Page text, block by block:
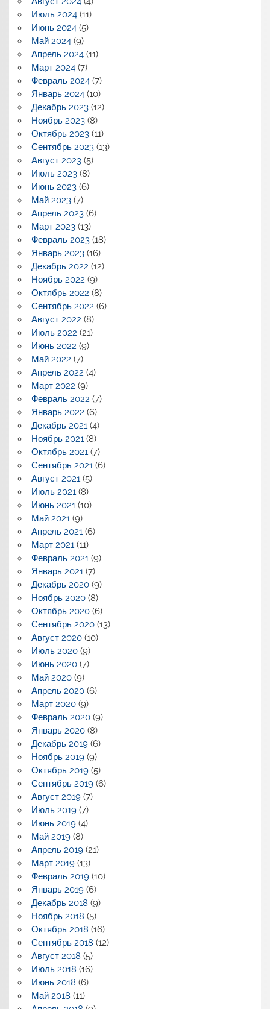
Июль 2024(11)
Июнь 2024(5)
Май 2024(9)
Апрель 2024(11)
Март 2024(7)
Февраль 2024(7)
Январь 2024(10)
Декабрь 2023(12)
Ноябрь 2023(8)
Октябрь 2023(11)
Сентябрь 2023(13)
Август 2023(5)
Июль 2023(8)
Июнь 2023(6)
Май 2023(7)
Апрель 2023(6)
Март 2023(13)
Февраль 2023(18)
Январь 2023(16)
Декабрь 2022 (12)
Ноябрь 2022 (9)
Октябрь 2022 (8)
Сентябрь 2022 (6)
Август 2022 (8)
Июль 2022 (21)
Июнь 2022 (9)
Май 2022 (7)
Апрель 2022 (4)
Март 2022 (9)
Февраль 2022 (7)
Январь 2022 (6)
Декабрь 2021(4)
Ноябрь 2021(8)
Октябрь 2021(7)
Сентябрь 2021(6)
Август 2021(5)
Июль 2021(8)
Июнь 2021(10)
Май 2021(9)
Апрель 2021(6)
Март 2021(11)
Февраль 2021(9)
Январь 2021(7)
Декабрь 2020(9)
Ноябрь 2020(8)
Октябрь 2020(6)
Сентябрь 2020(13)
Август 2020(10)
Июль 2020(9)
Июнь 2020(7)
Май 2020(9)
Апрель 2020(6)
Март 2020(9)
Февраль 2020(9)
Январь 2020(8)
Декабрь 2019(6)
Ноябрь 2019(9)
Октябрь 2019(5)
Сентябрь 2019(6)
Август 2019(7)
Июль 2019(7)
Июнь 2019(4)
Май 2019(8)
Апрель 2019(21)
Март 2019(13)
Февраль 2019(10)
Январь 2019(6)
Декабрь 2018 (9)
Ноябрь 2018 (5)
Октябрь 2018 (16)
Сентябрь 2018 (12)
Август 2018 (5)
Июль 2018 (16)
Июнь 2018 (6)
Май 2018 (11)